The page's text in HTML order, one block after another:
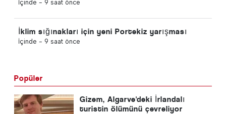
İçinde - 9 saat önce
İklim sığınakları için yeni Portekiz yarışması
İçinde - 9 saat önce
Popüler
Gizem, Algarve'deki İrlandalı
turistin ölümünü çevreliyor